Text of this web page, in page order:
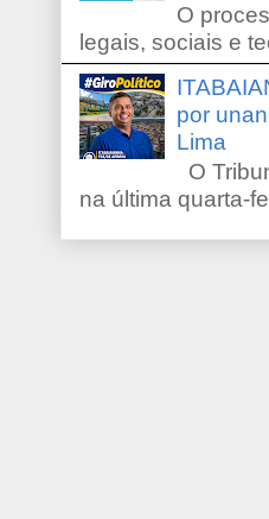
O
legais, sociais e
por
Lima
O
na última quarta-